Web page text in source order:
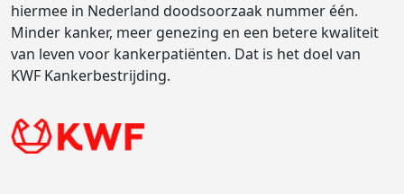
hiermee in Nederland doodsoorzaak nummer één.
Minder kanker, meer genezing en een betere kwaliteit
van leven voor kankerpatiënten. Dat is het doel van
KWF Kankerbestrijding.